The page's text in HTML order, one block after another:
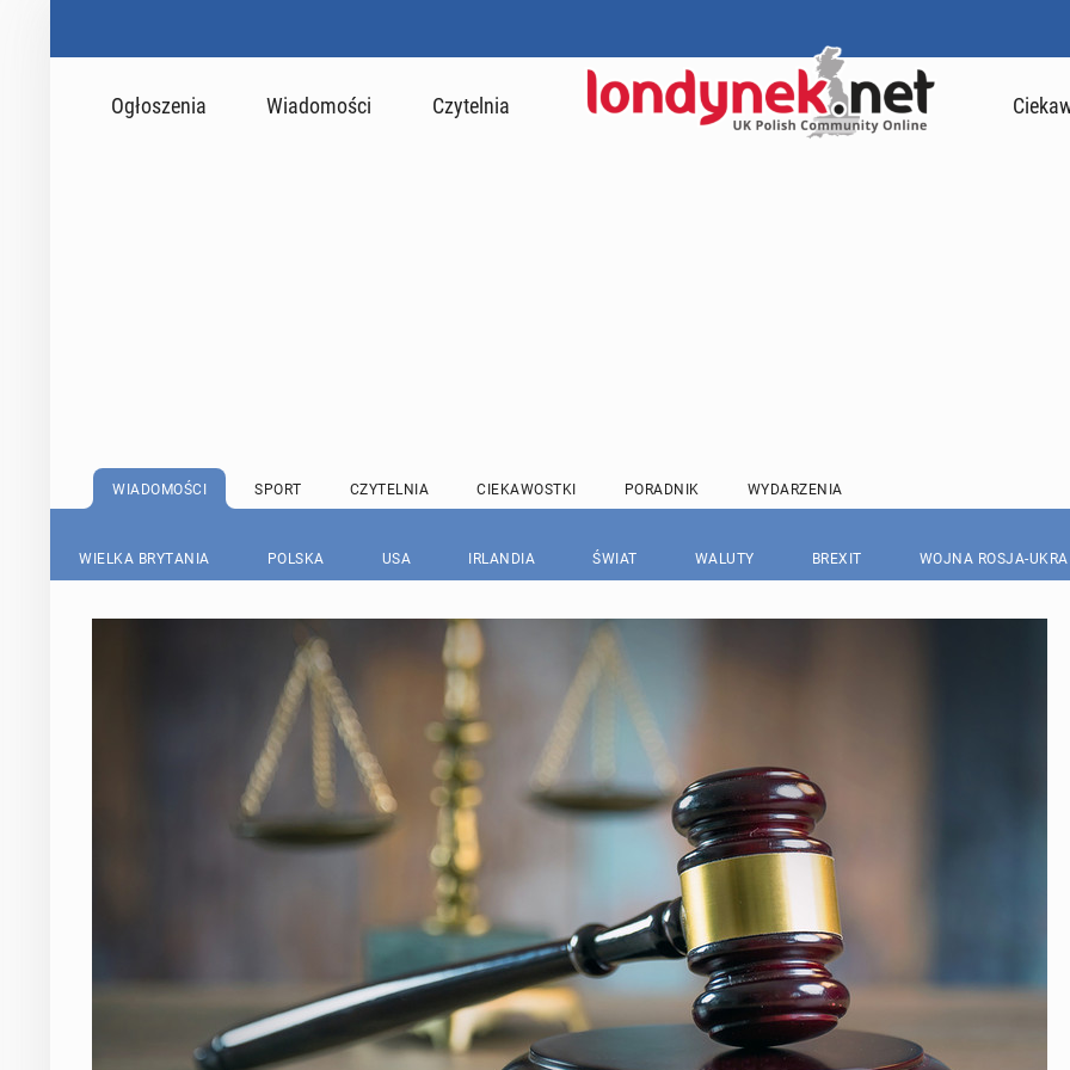
Ogłoszenia Wiadomości Czytelnia
WIADOMOŚCI SPORT CZYTELNIA CIEKAWOSTKI PORADNIK WYDARZENIA
WIELKA BRYTANIA POLSKA USA IRLANDIA ŚWIAT WALUTY BREXIT WOJNA ROSJA-